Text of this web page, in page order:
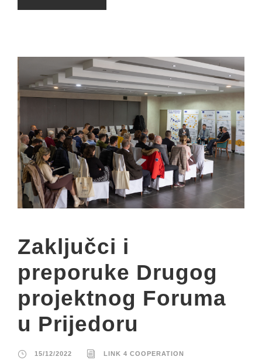
Zaključci i
preporuke Drugog
projektnog Foruma
u Prijedoru
15/12/2022 LINK 4 COOPERATION